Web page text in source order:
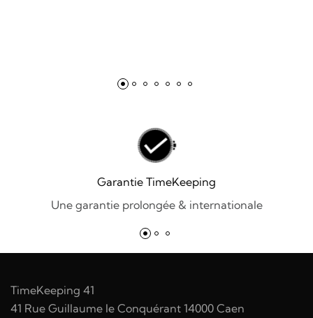
Garantie TimeKeeping
Une garantie prolongée & internationale
TimeKeeping 41
41 Rue Guillaume le Conquérant 14000 Caen